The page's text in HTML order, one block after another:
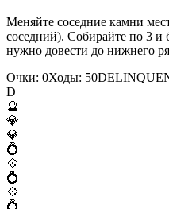
Меняйте соседние камни
соседний). Собирайте по 3 и
нужно довести до нижнего
Очки: 0Ходы: 50DELINQUE
D
🔮
💎
💎
💍
💠
💍
💠